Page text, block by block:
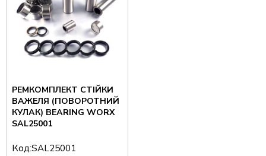
РЕМКОМПЛЕКТ СТІЙКИ
ВАЖЕЛЯ (ПОВОРОТНИЙ
КУЛАК) BEARING WORX
SAL25001
Код:SAL25001